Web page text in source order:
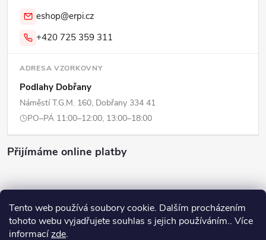
Tento web používá soubory cookie. Dalším procházením
tohoto webu vyjadřujete souhlas s jejich používáním.. Více
informacízde.
eshop@erpi.cz
+420 725 359 311
ADRESA VZORKOVNY
Podlahy Dobřany
Náměstí T.G.M. 160, Dobřany 334 41
PO–PÁ 11:00–12:00, 13:00–18:00
Přijímáme online platby
Copyright 2026ERPI - Domov. Všechna práva vyhrazena.Upravit